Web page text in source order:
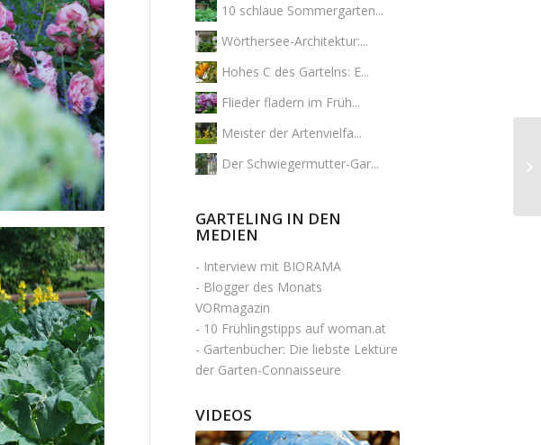
10 schlaue Sommergarten...
Wörthersee-Architektur:...
Hohes C des Gartelns: E...
Flieder fladern im Früh...
Meister der Artenvielfa...
Der Schwiegermutter-Gar...
GARTELING IN DEN
MEDIEN
- Interview mit BIORAMA
- Blogger des Monats
VORmagazin
- 10 Frühlingstipps auf woman.at
- Gartenbücher: Die liebste Lektüre
der Garten-Connaisseure
VIDEOS